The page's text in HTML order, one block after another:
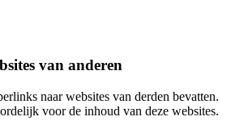
van anderen
naar websites van derden bevatten.
voor de inhoud van deze websites.